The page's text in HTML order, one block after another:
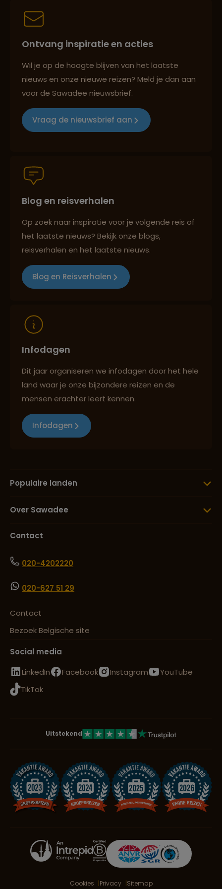
Reizen met oog voor mens, cultuur en milieu
Groepsreizen mét indivuele vrijheid
Persoonlijk en deskundig reisadvies
Best beoordeelde reisroutes
Reizen met oog voor mens, cultuur en milieu
Ontvang inspiratie en acties
Wil je op de hoogte blijven van het laatste
nieuws en onze nieuwe reizen? Meld je dan aan
voor de Sawadee nieuwsbrief.
Vraag de nieuwsbrief aan
Blog en reisverhalen
Op zoek naar inspiratie voor je volgende reis of
het laatste nieuws? Bekijk onze blogs,
reisverhalen en het laatste nieuws.
Blog en Reisverhalen
Infodagen
Dit jaar organiseren we infodagen door het hele
land waar je onze bijzondere reizen en de
mensen erachter leert kennen.
Infodagen
Populaire landen
Over Sawadee
Contact
020-4202220
020-627 51 29
Contact
Bezoek Belgische site
Social media
LinkedIn
Facebook Instagram
YouTube
TikTok
Uitstekend
Cookies Privacy Sitemap